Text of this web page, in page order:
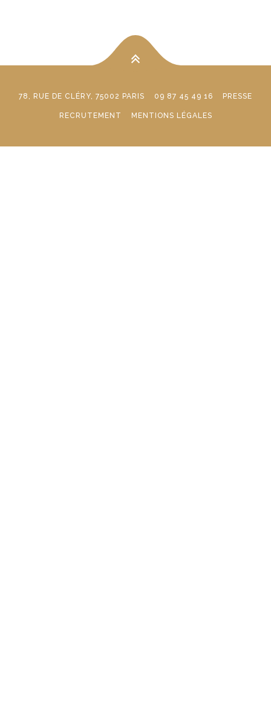
78, RUE DE CLÉRY, 75002 PARIS 09 87 45 49 16 PRESSE
RECRUTEMENT MENTIONS LÉGALES